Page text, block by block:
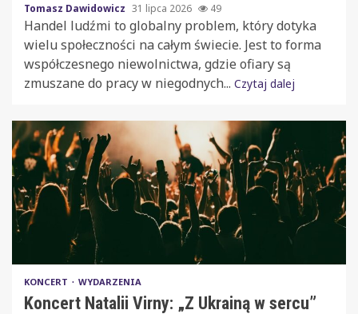
Tomasz Dawidowicz 31 lipca 2026 49
Handel ludźmi to globalny problem, który dotyka
wielu społeczności na całym świecie. Jest to forma
współczesnego niewolnictwa, gdzie ofiary są
zmuszane do pracy w niegodnych... Czytaj dalej
KONCERT WYDARZENIA
Koncert Natalii Virny: „Z Ukrainą w sercu”